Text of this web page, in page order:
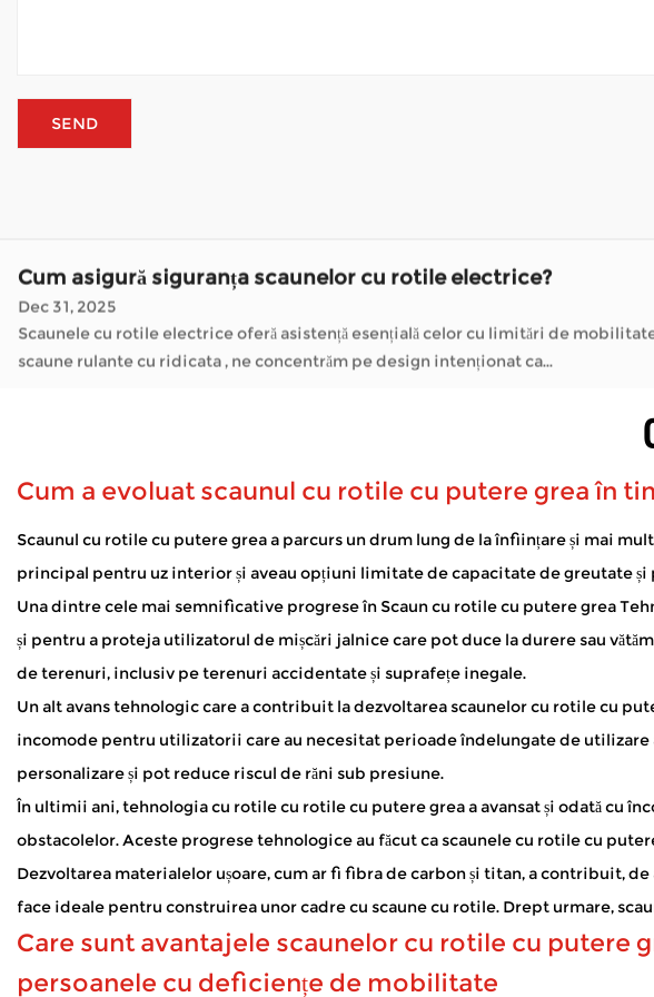
Scaunele cu rotile electrice au schimbat cât de mulți oameni se mișcă prin zilele lor. Ca a Producător de scaune rulante cu ridicata , companii precum cele specializate în soluții de mobilitate oferă
gestiona comisioane, de a vizita prietenii sau pur și simplu de a s...
Cum asigură siguranța scaunelor cu rotile electrice?
Dec 31, 2025
Scaunele cu rotile electrice oferă asistență esențială celor cu limitări de mobilitate,
scaune rulante cu ridicata , ne concentrăm pe design intenționat ca...
Scaunele cu rotile electrice au schimbat cât de mulți oameni se mișcă prin zilele lor. Ca a Producător de scaune rulante cu ridicata , companii precum cele specializate în soluții de mobilitate
Cum se descurcă scooterul de mobilitate cu vremea în aer
Jan 02, 2026
parc sau pur și simplu luând aer curat - fără oboseală constantă. Când un scuter est...
Cum asigură siguranța scaunelor cu rotile electrice?
Dec 31, 2025
Scaunele cu rotile electrice oferă asistență esențială celor cu limitări de mobilitate,
scaune rulante cu ridicata , ne concentrăm pe design intenționat ca...
Cum a evoluat scaunul cu rotile cu putere grea în
Scaunul cu rotile cu putere grea a parcurs un drum lung de la înființare și mai
principal pentru uz interior și aveau opțiuni limitate de capacitate de greutate și
Una dintre cele mai semnificative progrese în Scaun cu rotile cu putere grea
și pentru a proteja utilizatorul de mișcări jalnice care pot duce la durere sau
de terenuri, inclusiv pe terenuri accidentate și suprafețe inegale.
Un alt avans tehnologic care a contribuit la dezvoltarea scaunelor cu rotile cu
incomode pentru utilizatorii care au necesitat perioade îndelungate de utilizare
personalizare și pot reduce riscul de răni sub presiune.
În ultimii ani, tehnologia cu rotile cu rotile cu putere grea a avansat și odată cu
obstacolelor. Aceste progrese tehnologice au făcut ca scaunele cu rotile cu
Dezvoltarea materialelor ușoare, cum ar fi fibra de carbon și titan, a contribuit,
face ideale pentru construirea unor cadre cu scaune cu rotile. Drept urmare,
Care sunt avantajele scaunelor cu rotile cu putere
persoanele cu deficiențe de mobilitate